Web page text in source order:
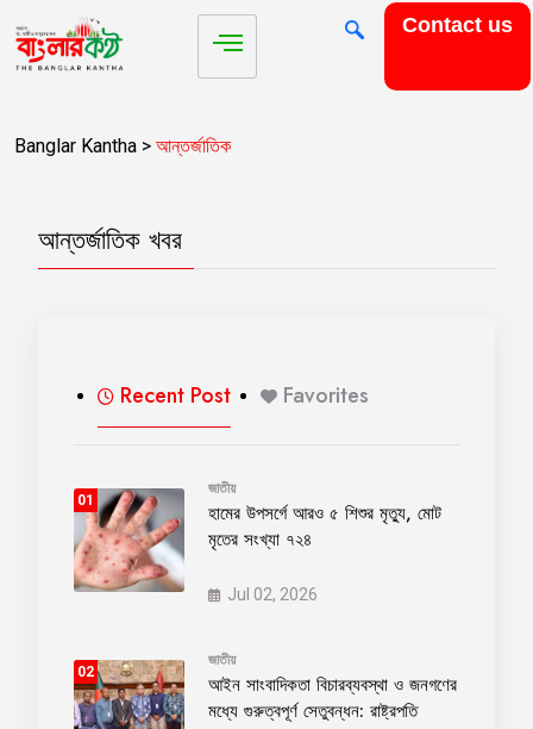
Contact us
Banglar Kantha > আন্তর্জাতিক
আন্তর্জাতিক খবর
Recent Post Favorites
01
জাতীয়
হামের উপসর্গে আরও ৫ শিশুর মৃত্যু, মোট
মৃতের সংখ্যা ৭২৪
Jul 02, 2026
02
জাতীয়
আইন সাংবাদিকতা বিচারব্যবস্থা ও জনগণের
মধ্যে গুরুত্বপূর্ণ সেতুবন্ধন: রাষ্ট্রপতি